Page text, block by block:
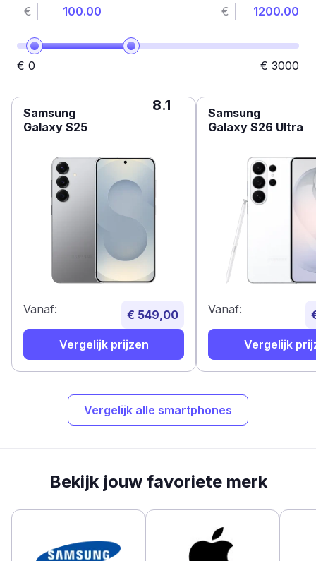
€ €
€ 0 € 3000
Samsung
Galaxy S25
8.1
Vanaf: € 549,00
Vergelijk prijzen
Samsung
Galaxy S26 Ultra
Vanaf:
Vergelijk
Vergelijk alle smartphones
Bekijk jouw favoriete merk